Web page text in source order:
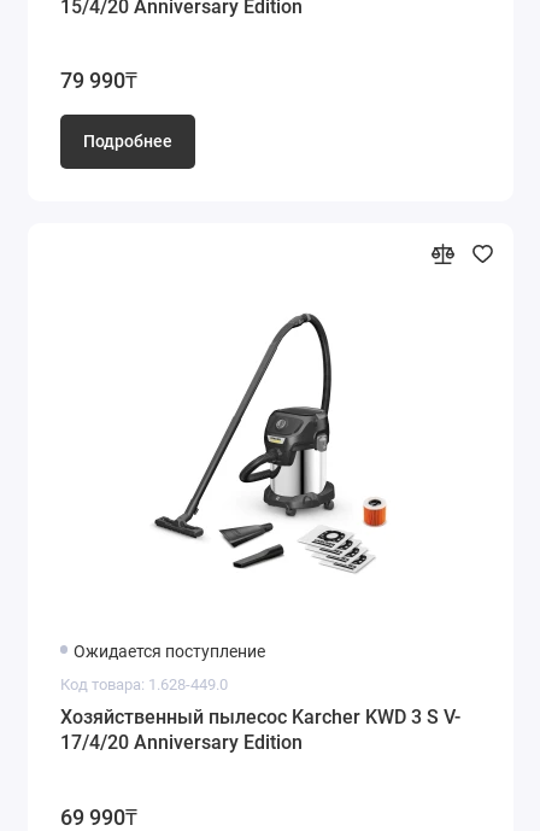
15/4/20 Anniversary Edition
79 990₸
Подробнее
Ожидается поступление
Код товара: 1.628-449.0
Хозяйственный пылесос Karcher KWD 3 S V-
17/4/20 Anniversary Edition
69 990₸